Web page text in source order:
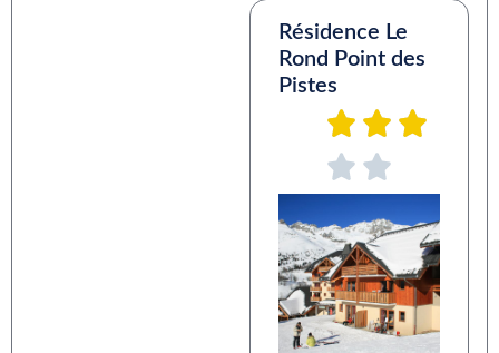
Résidence Le
Rond Point des
Pistes